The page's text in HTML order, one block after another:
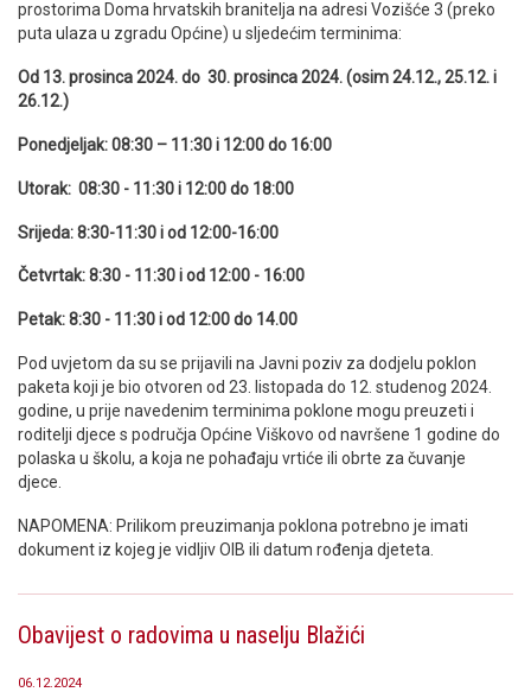
prostorima Doma hrvatskih branitelja na adresi Vozišće 3 (preko
puta ulaza u zgradu Općine) u sljedećim terminima:
Od 13. prosinca 2024. do 30. prosinca 2024. (osim 24.12., 25.12. i
26.12.)
Ponedjeljak: 08:30 – 11:30 i 12:00 do 16:00
Utorak: 08:30 - 11:30 i 12:00 do 18:00
Srijeda: 8:30-11:30 i od 12:00-16:00
Četvrtak: 8:30 - 11:30 i od 12:00 - 16:00
Petak: 8:30 - 11:30 i od 12:00 do 14.00
Pod uvjetom da su se prijavili na Javni poziv za dodjelu poklon
paketa koji je bio otvoren od 23. listopada do 12. studenog 2024.
godine, u prije navedenim terminima poklone mogu preuzeti i
roditelji djece s područja Općine Viškovo od navršene 1 godine do
polaska u školu, a koja ne pohađaju vrtiće ili obrte za čuvanje
djece.
NAPOMENA: Prilikom preuzimanja poklona potrebno je imati
dokument iz kojeg je vidljiv OIB ili datum rođenja djeteta.
Obavijest o radovima u naselju Blažići
06.12.2024